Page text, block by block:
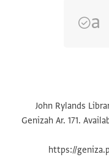
הגדל וסובב
John Rylands
Genizah Ar. 171.
https://